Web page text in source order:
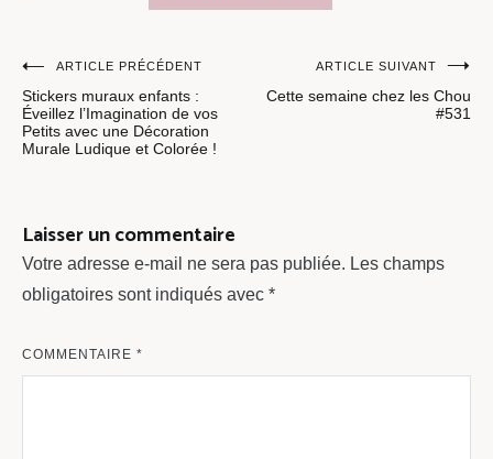
Navigation
de
l’article
ARTICLE PRÉCÉDENT
Stickers muraux enfants :
Éveillez l’Imagination de vos
Petits avec une Décoration
Murale Ludique et Colorée !
ARTICLE SUIVANT
Cette semaine chez les Chou
#531
Laisser un commentaire
Votre adresse e-mail ne sera pas publiée. Les champs
obligatoires sont indiqués avec *
COMMENTAIRE *